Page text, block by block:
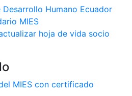
Humano Ecuador
MIES
hoja de vida socio
MIES con certificado